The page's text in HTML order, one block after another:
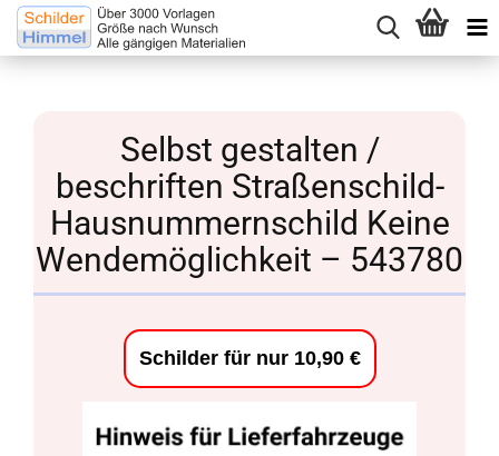
Selbst gestalten /
beschriften Straßenschild-
Hausnummernschild Keine
Wendemöglichkeit – 543780
Schilder für nur 10,90 €